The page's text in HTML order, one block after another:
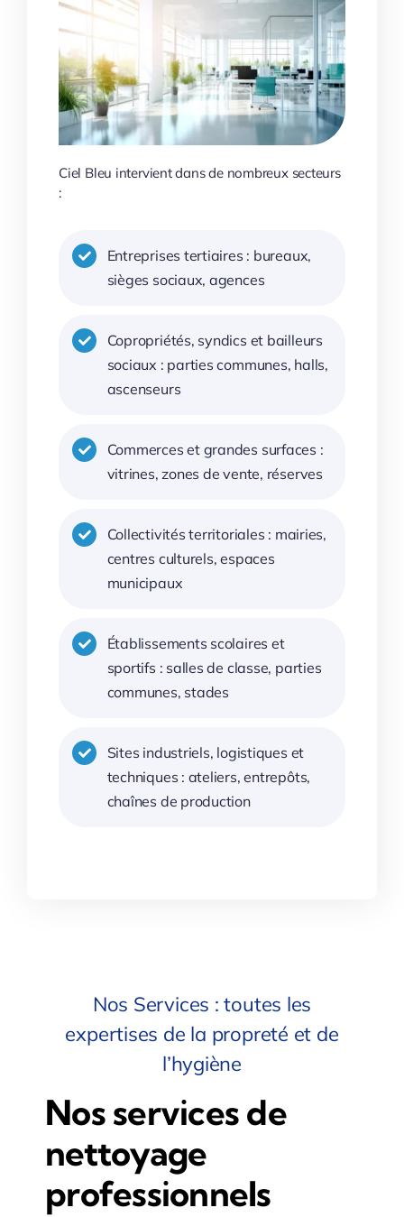
Ciel Bleu intervient dans de nombreux secteurs
:
Entreprises tertiaires : bureaux,
sièges sociaux, agences
Copropriétés, syndics et bailleurs
sociaux : parties communes, halls,
ascenseurs
Commerces et grandes surfaces :
vitrines, zones de vente, réserves
Collectivités territoriales : mairies,
centres culturels, espaces
municipaux
Établissements scolaires et
sportifs : salles de classe, parties
communes, stades
Sites industriels, logistiques et
techniques : ateliers, entrepôts,
chaînes de production
Nos Services : toutes les
expertises de la propreté et de
l’hygiène
Nos services de
nettoyage
professionnels